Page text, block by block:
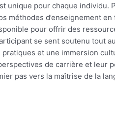
unique pour chaque individu.
méthodes d’enseignement en
pour offrir des
se sent soutenu tout
et une immersion
de carrière et leur
pas vers la maîtrise de la